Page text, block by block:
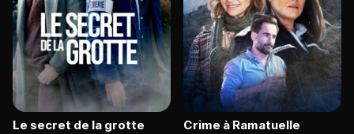
Le secret de la grotte Crime à Ramatuelle